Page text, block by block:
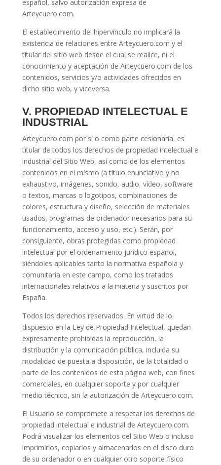
español, salvo autorización expresa de
Arteycuero.com.
El establecimiento del hipervínculo no implicará la
existencia de relaciones entre Arteycuero.com y el
titular del sitio web desde el cual se realice, ni el
conocimiento y aceptación de Arteycuero.com de los
contenidos, servicios y/o actividades ofrecidos en
dicho sitio web, y viceversa.
V. PROPIEDAD INTELECTUAL E
INDUSTRIAL
Arteycuero.com por sí o como parte cesionaria, es
titular de todos los derechos de propiedad intelectual e
industrial del Sitio Web, así como de los elementos
contenidos en el mismo (a título enunciativo y no
exhaustivo, imágenes, sonido, audio, vídeo, software
o textos, marcas o logotipos, combinaciones de
colores, estructura y diseño, selección de materiales
usados, programas de ordenador necesarios para su
funcionamiento, acceso y uso, etc.). Serán, por
consiguiente, obras protegidas como propiedad
intelectual por el ordenamiento jurídico español,
siéndoles aplicables tanto la normativa española y
comunitaria en este campo, como los tratados
internacionales relativos a la materia y suscritos por
España.
Todos los derechos reservados. En virtud de lo
dispuesto en la Ley de Propiedad Intelectual, quedan
expresamente prohibidas la reproducción, la
distribución y la comunicación pública, incluida su
modalidad de puesta a disposición, de la totalidad o
parte de los contenidos de esta página web, con fines
comerciales, en cualquier soporte y por cualquier
medio técnico, sin la autorización de Arteycuero.com.
El Usuario se compromete a respetar los derechos de
propiedad intelectual e industrial de Arteycuero.com.
Podrá visualizar los elementos del Sitio Web o incluso
imprimirlos, copiarlos y almacenarlos en el disco duro
de su ordenador o en cualquier otro soporte físico